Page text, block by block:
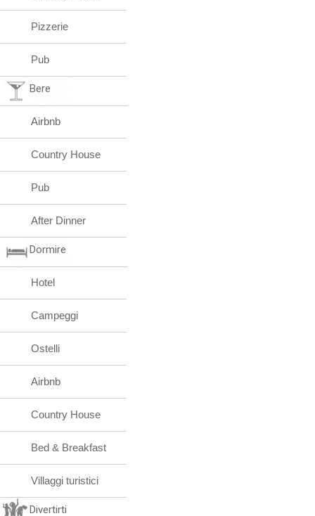
Pizzerie
Pub
Bere
Airbnb
Country House
Pub
After Dinner
Dormire
Hotel
Campeggi
Ostelli
Airbnb
Country House
Bed & Breakfast
Villaggi turistici
Divertirti